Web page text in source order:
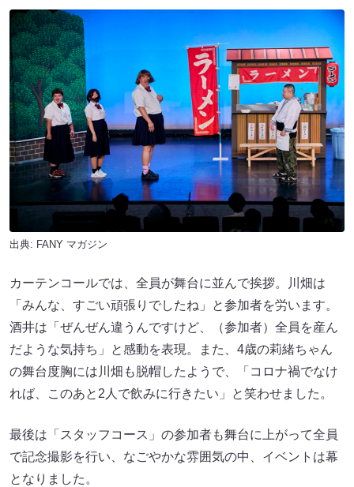
出典: FANY マガジン
カーテンコールでは、全員が舞台に並んで挨拶。川畑は
「みんな、すごい頑張りでしたね」と参加者を労います。
酒井は「ぜんぜん違うんですけど、（参加者）全員を産ん
だような気持ち」と感動を表現。また、4歳の莉緒ちゃん
の舞台度胸には川畑も脱帽したようで、「コロナ禍でなけ
れば、このあと2人で飲みに行きたい」と笑わせました。
最後は「スタッフコース」の参加者も舞台に上がって全員
で記念撮影を行い、なごやかな雰囲気の中、イベントは幕
となりました。